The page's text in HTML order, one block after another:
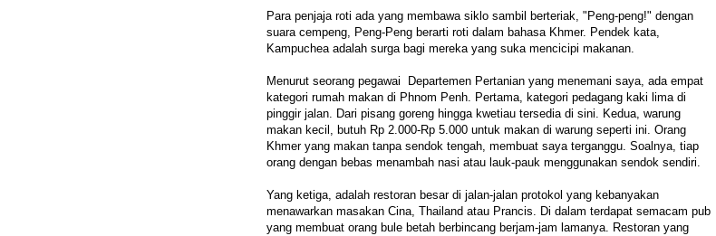
Para penjaja roti ada yang membawa siklo sambil berteriak, "Peng-peng!" dengan
suara cempeng, Peng-Peng berarti roti dalam bahasa Khmer. Pendek kata,
Kampuchea adalah surga bagi mereka yang suka mencicipi makanan.
Menurut seorang pegawai Departemen Pertanian yang menemani saya, ada empat
kategori rumah makan di Phnom Penh. Pertama, kategori pedagang kaki lima di
pinggir jalan. Dari pisang goreng hingga kwetiau tersedia di sini. Kedua, warung
makan kecil, butuh Rp 2.000-Rp 5.000 untuk makan di warung seperti ini. Orang
Khmer yang makan tanpa sendok tengah, membuat saya terganggu. Soalnya, tiap
orang dengan bebas menambah nasi atau lauk-pauk menggunakan sendok sendiri.
Yang ketiga, adalah restoran besar di jalan-jalan protokol yang kebanyakan
menawarkan masakan Cina, Thailand atau Prancis. Di dalam terdapat semacam pub
yang membuat orang bule betah berbincang berjam-jam lamanya. Restoran yang